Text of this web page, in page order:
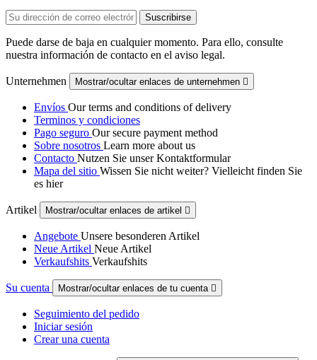
Puede darse de baja en cualquier momento. Para ello, consulte
nuestra información de contacto en el aviso legal.
Unternehmen Mostrar/ocultar enlaces de unternehmen 
Envíos Our terms and conditions of delivery
Terminos y condiciones
Pago seguro Our secure payment method
Sobre nosotros Learn more about us
Contacto Nutzen Sie unser Kontaktformular
Mapa del sitio Wissen Sie nicht weiter? Vielleicht finden Sie
es hier
Artikel Mostrar/ocultar enlaces de artikel 
Angebote Unsere besonderen Artikel
Neue Artikel Neue Artikel
Verkaufshits Verkaufshits
Su cuenta Mostrar/ocultar enlaces de tu cuenta 
Seguimiento del pedido
Iniciar sesión
Crear una cuenta